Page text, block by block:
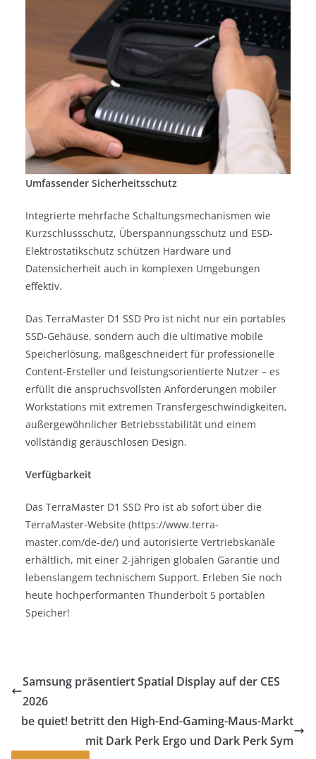
Umfassender Sicherheitsschutz
Integrierte mehrfache Schaltungsmechanismen wie
Kurzschlussschutz, Überspannungsschutz und ESD-
Elektrostatikschutz schützen Hardware und
Datensicherheit auch in komplexen Umgebungen
effektiv.
Das TerraMaster D1 SSD Pro ist nicht nur ein portables
SSD-Gehäuse, sondern auch die ultimative mobile
Speicherlösung, maßgeschneidert für professionelle
Content-Ersteller und leistungsorientierte Nutzer – es
erfüllt die anspruchsvollsten Anforderungen mobiler
Workstations mit extremen Transfergeschwindigkeiten,
außergewöhnlicher Betriebsstabilität und einem
vollständig geräuschlosen Design.
Verfügbarkeit
Das TerraMaster D1 SSD Pro ist ab sofort über die
TerraMaster-Website (https://www.terra-
master.com/de-de/) und autorisierte Vertriebskanäle
erhältlich, mit einer 2-jährigen globalen Garantie und
lebenslangem technischem Support. Erleben Sie noch
heute hochperformanten Thunderbolt 5 portablen
Speicher!
Samsung präsentiert Spatial Display auf der CES
2026
be quiet! betritt den High-End-Gaming-Maus-Markt
mit Dark Perk Ergo und Dark Perk Sym